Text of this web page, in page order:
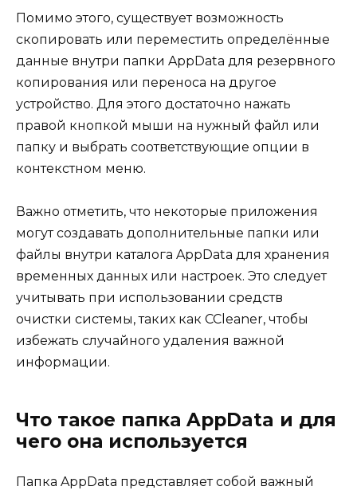
Помимо этого, существует возможность
скопировать или переместить определённые
данные внутри папки AppData для резервного
копирования или переноса на другое
устройство. Для этого достаточно нажать
правой кнопкой мыши на нужный файл или
папку и выбрать соответствующие опции в
контекстном меню.
Важно отметить, что некоторые приложения
могут создавать дополнительные папки или
файлы внутри каталога AppData для хранения
временных данных или настроек. Это следует
учитывать при использовании средств
очистки системы, таких как CCleaner, чтобы
избежать случайного удаления важной
информации.
Что такое папка AppData и для
чего она используется
Папка AppData представляет собой важный